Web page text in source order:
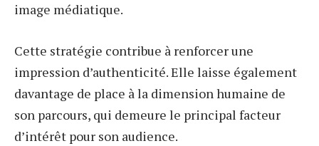
image médiatique.
Cette stratégie contribue à renforcer une
impression d’authenticité. Elle laisse également
davantage de place à la dimension humaine de
son parcours, qui demeure le principal facteur
d’intérêt pour son audience.